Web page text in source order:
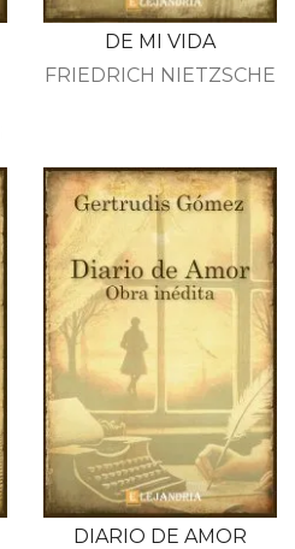
DE MI VIDA
FRIEDRICH NIETZSCHE
DIARIO DE AMOR